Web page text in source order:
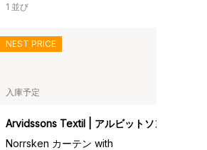
1 並び
入庫予定
Arvidssons Textil | アルビットソン
Norrsken カーテン with
NEST PRICE